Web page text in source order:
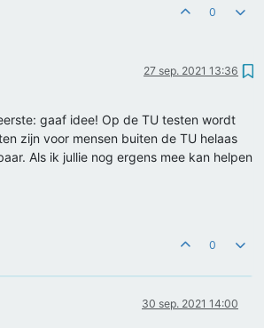
0
27 sep. 2021 13:36
gaaf idee! Op de TU testen wordt
zijn voor mensen buiten de TU helaas
Als ik jullie nog ergens mee kan helpen
0
30 sep. 2021 14:00